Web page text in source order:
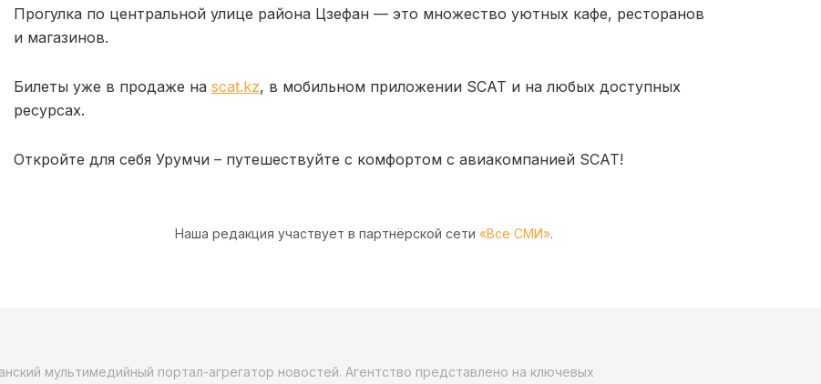
Прогулка по центральной улице района Цзефан — это множество уютных кафе, ресторанов
и магазинов.
Билеты уже в продаже на scat.kz, в мобильном приложении SCAT и на любых доступных
ресурсах.
Откройте для себя Урумчи – путешествуйте с комфортом с авиакомпанией SCAT!
Наша редакция участвует в партнёрской сети «Все СМИ».
мультимедийный портал-агрегатор новостей. Агентство представлено на ключевых